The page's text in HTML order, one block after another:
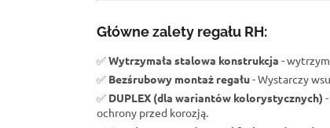
Główne zalety regału RH:
✅Wytrzymała stalowa konstrukcja -
✅ Bezśrubowy montaż regału- Wystarczy
✅ DUPLEX (dla wariantów kolorystycznych)
ochrony przed korozją.